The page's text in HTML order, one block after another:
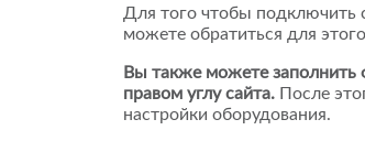
Для того чтобы подключить
можете обратиться для
Вы также можете заполнить
правом углу сайта. После
настройки оборудования.